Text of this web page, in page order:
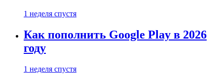
1 неделя спустя
Как пополнить Google Play в 2026
году
1 неделя спустя